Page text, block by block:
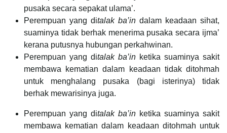
pusaka secara sepakat ulama’.
Perempuan yang ditalak ba’in dalam keadaan sihat,
suaminya tidak berhak menerima pusaka secara ijma’
kerana putusnya hubungan perkahwinan.
Perempuan yang ditalak ba’in ketika suaminya sakit
membawa kematian dalam keadaan tidak ditohmah
untuk menghalang pusaka (bagi isterinya) tidak
berhak mewarisinya juga.
Perempuan yang ditalak ba’in ketika suaminya sakit
membawa kematian dalam keadaan ditohmah untuk